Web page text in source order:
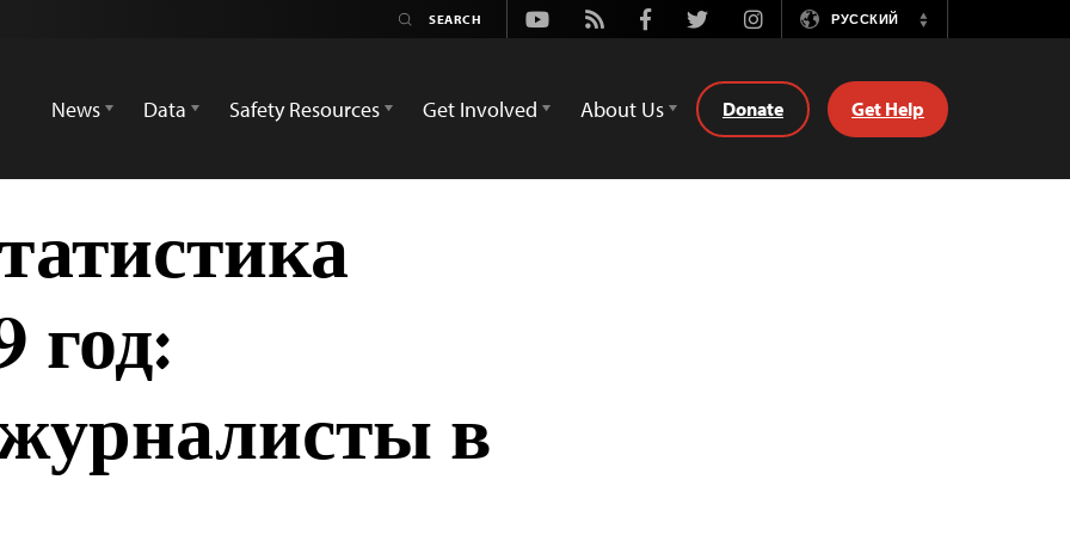
Youtube
Rss FacebookTwitterInstagramРУССКИЙ
Switch
News
Data Safety Resources Get Involved About Us Donate Get Help
в